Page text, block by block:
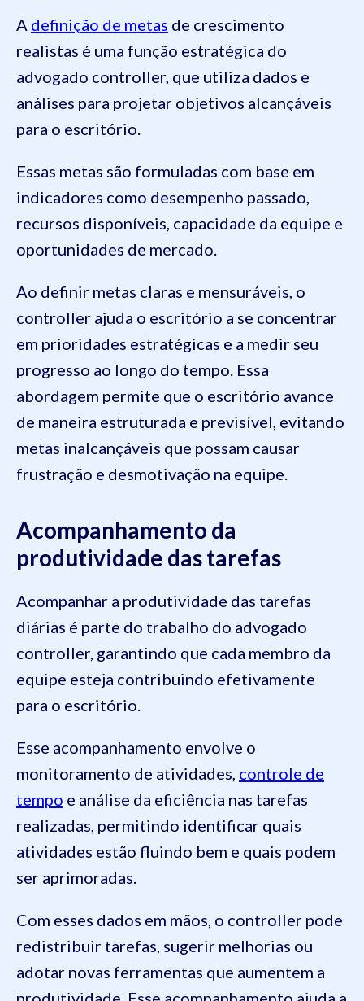
A definição de metas de crescimento
realistas é uma função estratégica do
advogado controller, que utiliza dados e
análises para projetar objetivos alcançáveis
para o escritório.
Essas metas são formuladas com base em
indicadores como desempenho passado,
recursos disponíveis, capacidade da equipe e
oportunidades de mercado.
Ao definir metas claras e mensuráveis, o
controller ajuda o escritório a se concentrar
em prioridades estratégicas e a medir seu
progresso ao longo do tempo. Essa
abordagem permite que o escritório avance
de maneira estruturada e previsível, evitando
metas inalcançáveis que possam causar
frustração e desmotivação na equipe.
Acompanhamento da
produtividade das tarefas
Acompanhar a produtividade das tarefas
diárias é parte do trabalho do advogado
controller, garantindo que cada membro da
equipe esteja contribuindo efetivamente
para o escritório.
Esse acompanhamento envolve o
monitoramento de atividades, controle de
tempo e análise da eficiência nas tarefas
realizadas, permitindo identificar quais
atividades estão fluindo bem e quais podem
ser aprimoradas.
Com esses dados em mãos, o controller pode
redistribuir tarefas, sugerir melhorias ou
adotar novas ferramentas que aumentem a